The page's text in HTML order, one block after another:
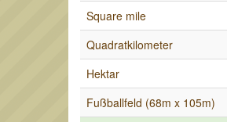
Square mile
Quadratkilometer
Hektar
Fußballfeld (68m x 105m)